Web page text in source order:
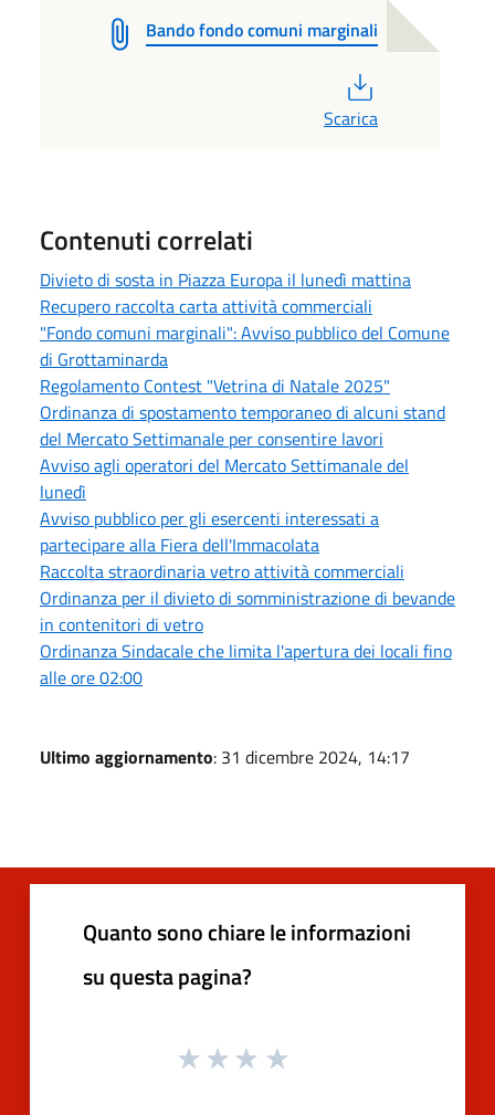
Bando fondo comuni marginali
Scarica
Contenuti correlati
Divieto di sosta in Piazza Europa il lunedì mattina
Recupero raccolta carta attività commerciali
"Fondo comuni marginali": Avviso pubblico del Comune
di Grottaminarda
Regolamento Contest "Vetrina di Natale 2025"
Ordinanza di spostamento temporaneo di alcuni stand
del Mercato Settimanale per consentire lavori
Avviso agli operatori del Mercato Settimanale del
lunedì
Avviso pubblico per gli esercenti interessati a
partecipare alla Fiera dell'Immacolata
Raccolta straordinaria vetro attività commerciali
Ordinanza per il divieto di somministrazione di bevande
in contenitori di vetro
Ordinanza Sindacale che limita l'apertura dei locali fino
alle ore 02:00
Ultimo aggiornamento: 31 dicembre 2024, 14:17
Quanto sono chiare le informazioni
su questa pagina?